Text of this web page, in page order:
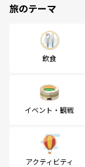
旅のテーマ
飲食
イベント・観戦
アクティビティ